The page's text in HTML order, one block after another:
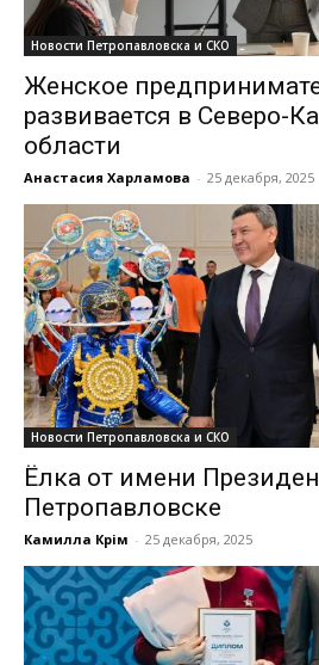
Новости Петропавловска и СКО
Женское
развивается в Северо-
области
Анастасия Харламова - 25 декабря, 2025
Новости Петропавловска и СКО
Ёлка от имени
Петропавловске
Камилла Кәрім - 25 декабря, 2025